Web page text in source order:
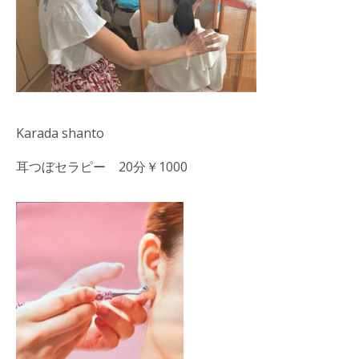
Karada shanto
耳つぼセラピー 20分￥1000